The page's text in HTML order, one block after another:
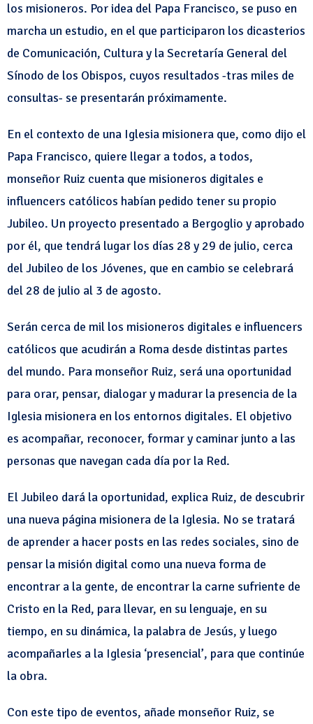
los misioneros. Por idea del Papa Francisco, se puso en
marcha un estudio, en el que participaron los dicasterios
de Comunicación, Cultura y la Secretaría General del
Sínodo de los Obispos, cuyos resultados -tras miles de
consultas- se presentarán próximamente.
En el contexto de una Iglesia misionera que, como dijo el
Papa Francisco, quiere llegar a todos, a todos,
monseñor Ruiz cuenta que misioneros digitales e
influencers católicos habían pedido tener su propio
Jubileo. Un proyecto presentado a Bergoglio y aprobado
por él, que tendrá lugar los días 28 y 29 de julio, cerca
del Jubileo de los Jóvenes, que en cambio se celebrará
del 28 de julio al 3 de agosto.
Serán cerca de mil los misioneros digitales e influencers
católicos que acudirán a Roma desde distintas partes
del mundo. Para monseñor Ruiz, será una oportunidad
para orar, pensar, dialogar y madurar la presencia de la
Iglesia misionera en los entornos digitales. El objetivo
es acompañar, reconocer, formar y caminar junto a las
personas que navegan cada día por la Red.
El Jubileo dará la oportunidad, explica Ruiz, de descubrir
una nueva página misionera de la Iglesia. No se tratará
de aprender a hacer posts en las redes sociales, sino de
pensar la misión digital como una nueva forma de
encontrar a la gente, de encontrar la carne sufriente de
Cristo en la Red, para llevar, en su lenguaje, en su
tiempo, en su dinámica, la palabra de Jesús, y luego
acompañarles a la Iglesia ‘presencial’, para que continúe
la obra.
Con este tipo de eventos, añade monseñor Ruiz, se